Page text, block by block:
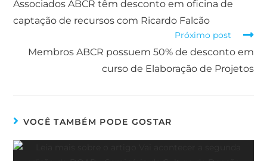
Associados ABCR têm desconto em oficina de
captação de recursos com Ricardo Falcão
Próximo post
Membros ABCR possuem 50% de desconto em
curso de Elaboração de Projetos
VOCÊ TAMBÉM PODE GOSTAR